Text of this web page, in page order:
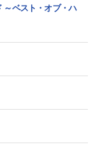
～ベスト・オブ・ハ